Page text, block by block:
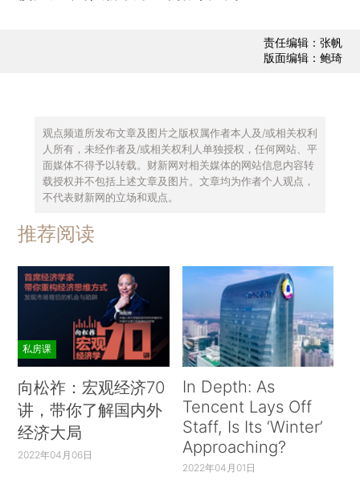
责任编辑：张帆
版面编辑：鲍琦
观点频道所发布文章及图片之版权属作者本人及/或相关权利
人所有，未经作者及/或相关权利人单独授权，任何网站、平
面媒体不得予以转载。财新网对相关媒体的网站信息内容转
载授权并不包括上述文章及图片。文章均为作者个人观点，
不代表财新网的立场和观点。
推荐阅读
私房课
向松祚：宏观经济70
讲，带你了解国内外
经济大局
2022年04月06日
In Depth: As
Tencent Lays Off
Staff, Is Its ‘Winter’
Approaching?
2022年04月01日